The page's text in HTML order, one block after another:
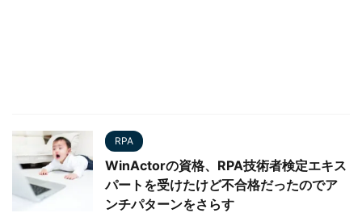
RPA
WinActorの資格、RPA技術者検定エキス
パートを受けたけど不合格だったのでア
ンチパターンをさらす